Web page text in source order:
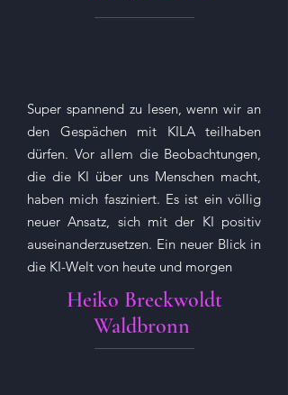
Super spannend zu lesen, wenn wir an
den Gespächen mit KILA teilhaben
dürfen. Vor allem die Beobachtungen,
die die KI über uns Menschen macht,
haben mich fasziniert. Es ist ein völlig
neuer Ansatz, sich mit der KI positiv
auseinanderzusetzen. Ein neuer Blick in
die KI-Welt von heute und morgen
Heiko Breckwoldt
Waldbronn